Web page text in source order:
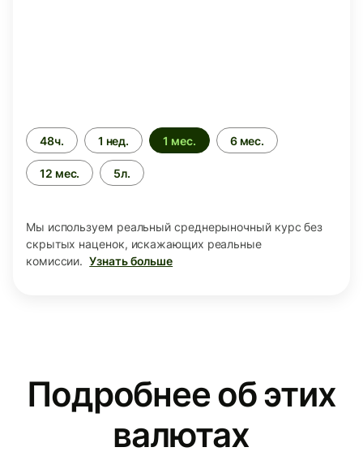
Период
времени
48ч. 1 нед. 1 мес. 6 мес.
12 мес. 5л.
Мы используем реальный среднерыночный курс без
скрытых наценок, искажающих реальные
комиссии. Узнать больше
Подробнее об этих
валютах